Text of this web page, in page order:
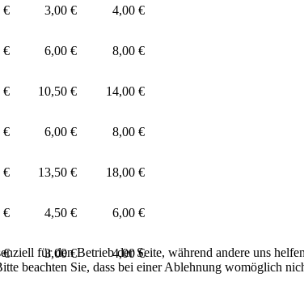
€ 3,00 € 4,00 €
€ 6,00 € 8,00 €
€ 10,50 € 14,00 €
€ 6,00 € 8,00 €
€ 13,50 € 18,00 €
€ 4,50 € 6,00 €
€ 3,00 € 4,00 €
für den Betrieb der Seite, während andere uns
beachten Sie, dass bei einer Ablehnung womöglich